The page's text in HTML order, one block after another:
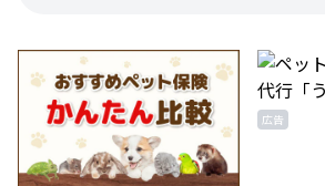
広告